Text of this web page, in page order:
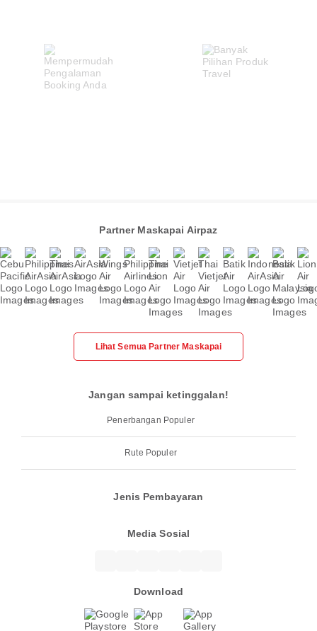
Partner Maskapai Airpaz
Lihat Semua Partner Maskapai
Jangan sampai ketinggalan!
Penerbangan Populer
Rute Populer
Jenis Pembayaran
Media Sosial
Download